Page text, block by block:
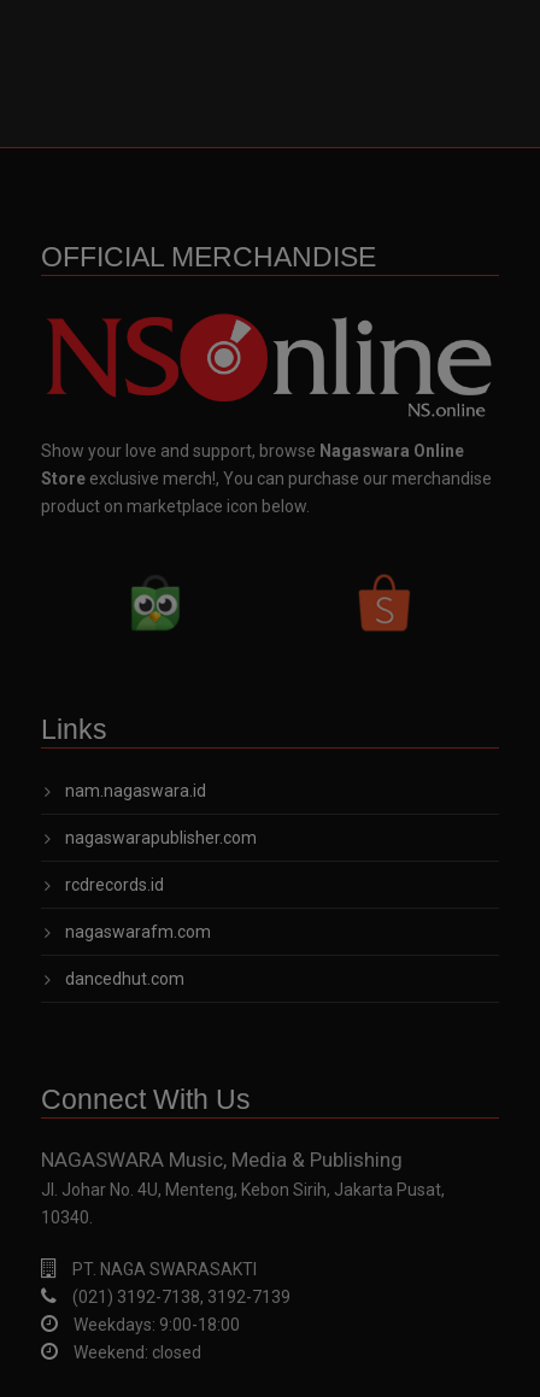
OFFICIAL MERCHANDISE
Show your love and support, browse Nagaswara Online
Store exclusive merch!, You can purchase our merchandise
product on marketplace icon below.
Links
nam.nagaswara.id
nagaswarapublisher.com
rcdrecords.id
nagaswarafm.com
dancedhut.com
Connect With Us
NAGASWARA Music, Media & Publishing
Jl. Johar No. 4U, Menteng, Kebon Sirih, Jakarta Pusat,
10340.
PT. NAGA SWARASAKTI
(021) 3192-7138, 3192-7139
Weekdays: 9:00-18:00
Weekend: closed